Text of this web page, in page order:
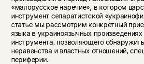
«малорусское наречие», в котором
инструмент сепаратистской
статье мы рассмотрим конкретный
языка в украиноязычных
инструмента, позволяющего
неравенства и властных отношений,
периферии.